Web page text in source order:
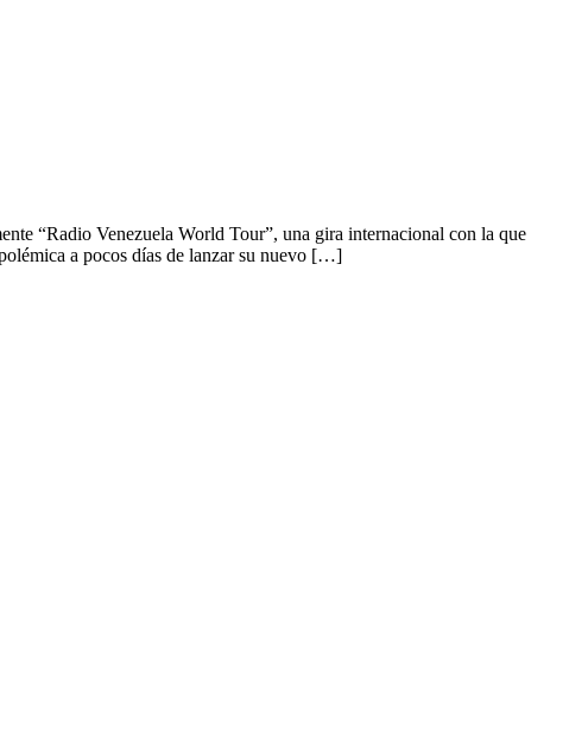
“Radio Venezuela World Tour”, una gira internacional con la que
a pocos días de lanzar su nuevo […]